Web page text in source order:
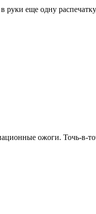
еще одну распечатку,
ожоги. Точь-в-